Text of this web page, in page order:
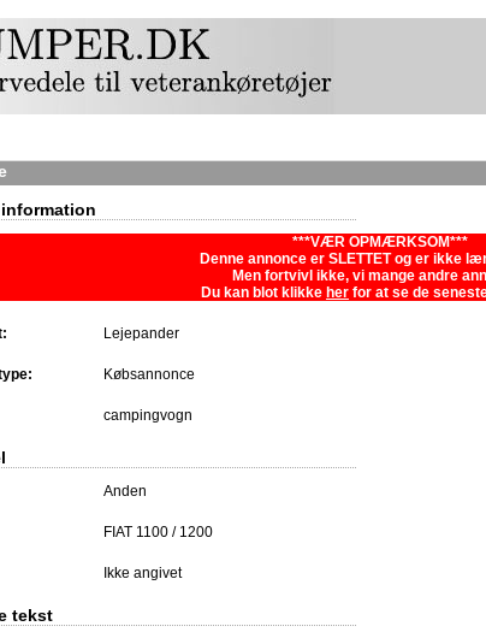
***VÆR OPMÆRKSOM***
Denne annonce er SLETTET og er ikke
Men fortvivl ikke, vi mange andre
Du kan blot klikke her for at se de
Lejepander
Købsannonce
campingvogn
Anden
FIAT 1100 / 1200
Ikke angivet
tekst